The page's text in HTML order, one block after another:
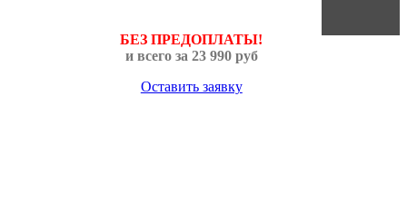
БЕЗ ПРЕДОПЛАТЫ!
и всего за 23 990 руб
Оставить заявку